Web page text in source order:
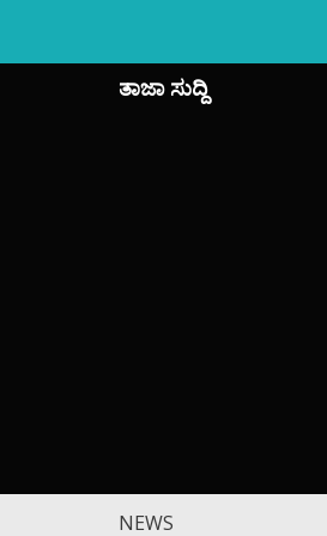
ತಾಜಾ ಸುದ್ದಿ
NEWS